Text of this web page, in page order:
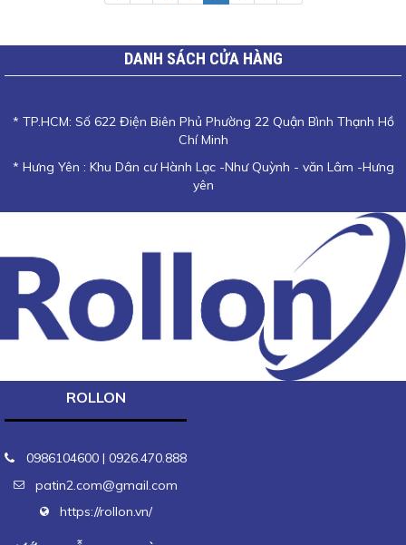
DANH SÁCH CỬA HÀNG
* TP.HCM: Số 622 Điện Biên Phủ Phường 22 Quận Bình Thạnh Hồ
Chí Minh
* Hưng Yên : Khu Dân cư Hành Lạc -Như Quỳnh - văn Lâm -Hưng
yên
ROLLON
0986104600 | 0926.470.888
patin2.com@gmail.com
https://rollon.vn/